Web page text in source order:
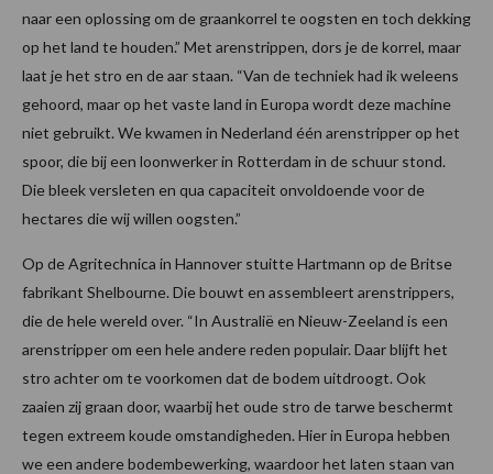
naar een oplossing om de graankorrel te oogsten en toch dekking
op het land te houden.” Met arenstrippen, dors je de korrel, maar
laat je het stro en de aar staan. “Van de techniek had ik weleens
gehoord, maar op het vaste land in Europa wordt deze machine
niet gebruikt. We kwamen in Nederland één arenstripper op het
spoor, die bij een loonwerker in Rotterdam in de schuur stond.
Die bleek versleten en qua capaciteit onvoldoende voor de
hectares die wij willen oogsten.”
Op de Agritechnica in Hannover stuitte Hartmann op de Britse
fabrikant Shelbourne. Die bouwt en assembleert arenstrippers,
die de hele wereld over. “In Australië en Nieuw-Zeeland is een
arenstripper om een hele andere reden populair. Daar blijft het
stro achter om te voorkomen dat de bodem uitdroogt. Ook
zaaien zij graan door, waarbij het oude stro de tarwe beschermt
tegen extreem koude omstandigheden. Hier in Europa hebben
we een andere bodembewerking, waardoor het laten staan van